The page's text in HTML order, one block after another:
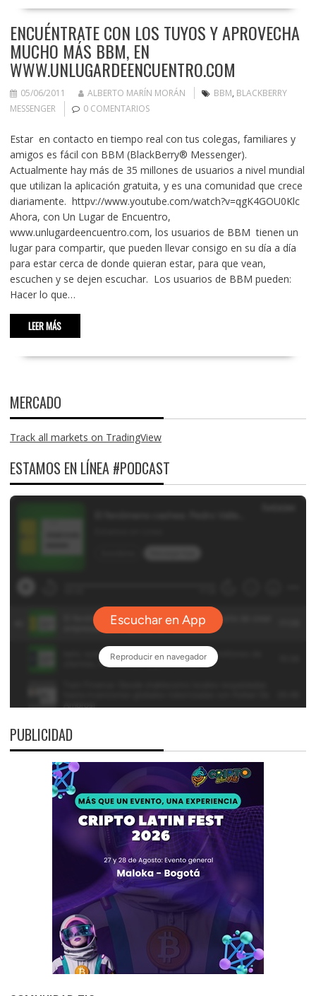
ENCUÉNTRATE CON LOS TUYOS Y APROVECHA
MUCHO MÁS BBM, EN
WWW.UNLUGARDEENCUENTRO.COM
05/06/2011 ALBERTO MARÍN MORÁN BBM, BLACKBERRY
MESSENGER
0 COMENTARIOS
Estar en contacto en tiempo real con tus colegas, familiares y
amigos es fácil con BBM (BlackBerry® Messenger).
Actualmente hay más de 35 millones de usuarios a nivel mundial
que utilizan la aplicación gratuita, y es una comunidad que crece
diariamente. httpv://www.youtube.com/watch?v=qgK4GOU0Klc
Ahora, con Un Lugar de Encuentro,
www.unlugardeencuentro.com, los usuarios de BBM tienen un
lugar para compartir, que pueden llevar consigo en su día a día
para estar cerca de donde quieran estar, para que vean,
escuchen y se dejen escuchar. Los usuarios de BBM pueden:
Hacer lo que…
LEER MÁS
MERCADO
Track all markets on TradingView
ESTAMOS EN LÍNEA #PODCAST
PUBLICIDAD